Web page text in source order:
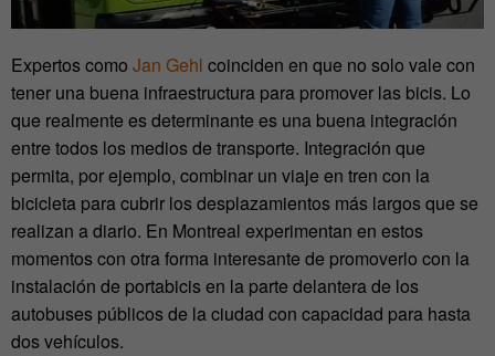
Expertos como Jan Gehl coinciden en que no solo vale con
tener una buena infraestructura para promover las bicis. Lo
que realmente es determinante es una buena integración
entre todos los medios de transporte. Integración que
permita, por ejemplo, combinar un viaje en tren con la
bicicleta para cubrir los desplazamientos más largos que se
realizan a diario. En Montreal experimentan en estos
momentos con otra forma interesante de promoverlo con la
instalación de portabicis en la parte delantera de los
autobuses públicos de la ciudad con capacidad para hasta
dos vehículos.